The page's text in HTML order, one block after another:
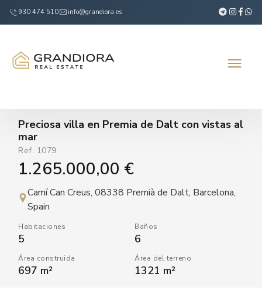
930 474 510 info@grandiora.es
Preciosa villa en Premia de Dalt con vistas al
mar
Ref. 1079
1.265.000,00 €
Camí Can Creus, 08338 Premià de Dalt, Barcelona,
Spain
Habitaciones
5
Baños
6
Área construida
697 m²
Área del terreno
1321 m²
VER VÍDEO